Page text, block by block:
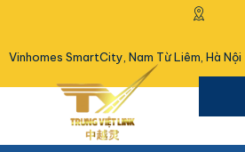
Vinhomes SmartCity, Nam Từ Liêm, Hà Nội